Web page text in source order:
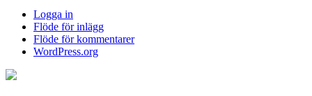
Logga in
Flöde för inlägg
Flöde för kommentarer
WordPress.org